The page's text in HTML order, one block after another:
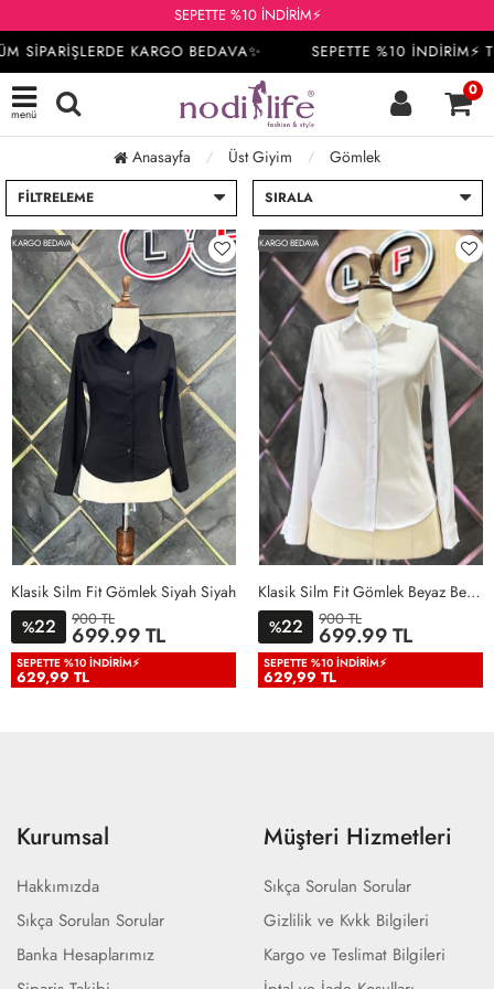
SEPETTE %10 İNDİRİM⚡
SİPARİŞLERDE KARGO BEDAVA✨
SEPETTE %10 İNDİRİM⚡
menü
0
Anasayfa Üst Giyim Gömlek
FILTRELEME SIRALA
KARGO BEDAVA
36 38 40 42
48
50
Klasik Silm Fit Gömlek Siyah Siyah
%22 900 TL
699.99 TL
SEPETTE %10 İNDIRIM⚡
629,99 TL
KARGO BEDAVA
36 38 40 42
48
50
Klasik Silm Fit Gömlek Beyaz Beyaz
%22 900 TL
699.99 TL
SEPETTE %10 İNDIRIM⚡
629,99 TL
Kurumsal
Hakkımızda
Sıkça Sorulan Sorular
Banka Hesaplarımız
Müşteri Hizmetleri
Sıkça Sorulan Sorular
Gizlilik ve Kvkk Bilgileri
Kargo ve Teslimat Bilgileri